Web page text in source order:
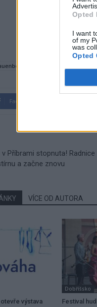
Opted
I want
of my
was
Opted
Facebook
Příbrami stopnuta! Radnice
a začne znovu
VÍCE OD AUTORA
výstava
Dobříšsko
Festival